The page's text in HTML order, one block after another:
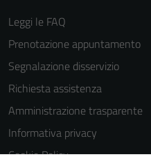
Leggi le FAQ
Prenotazione appuntamento
Segnalazione disservizio
Richiesta assistenza
Amministrazione trasparente
Informativa privacy
Cookie Policy